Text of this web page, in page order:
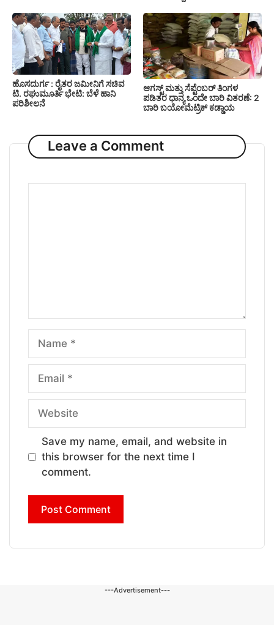
ಹೊಸದುರ್ಗ : ರೈತರ ಜಮೀನಿಗೆ ಸಚಿವ
ಟಿ. ರಘುಮೂರ್ತಿ ಭೇಟಿ: ಬೆಳೆ ಹಾನಿ
ಪರಿಶೀಲನೆ
ಆಗಸ್ಟ್ ಮತ್ತು ಸೆಪ್ಟೆಂಬರ್ ತಿಂಗಳ
ಪಡಿತರ ಧಾನ್ಯ ಒಂದೇ ಬಾರಿ ವಿತರಣೆ: 2
ಬಾರಿ ಬಯೋಮೆಟ್ರಿಕ್ ಕಡ್ಡಾಯ
Leave a Comment
Save my name, email, and website in
this browser for the next time I
comment.
---Advertisement---